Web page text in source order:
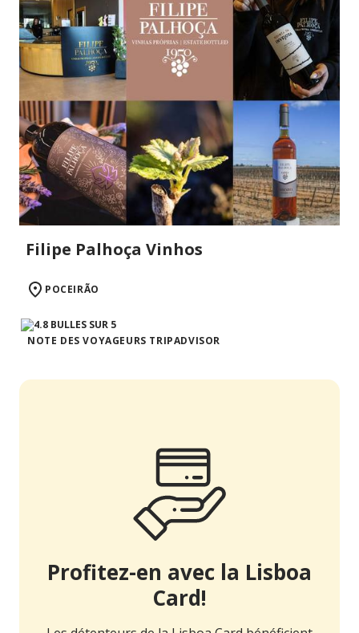
Filipe Palhoça Vinhos
POCEIRÃO
NOTE DES VOYAGEURS TRIPADVISOR
Profitez-en avec la Lisboa
Card!